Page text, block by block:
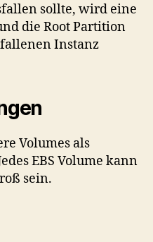
sollte, wird eine
die Root Partition
Instanz
Volumes als
EBS Volume kann
sein.